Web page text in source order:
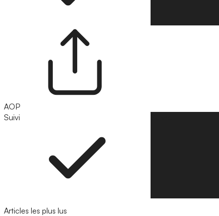
AOP
Suivi
Articles les plus lus